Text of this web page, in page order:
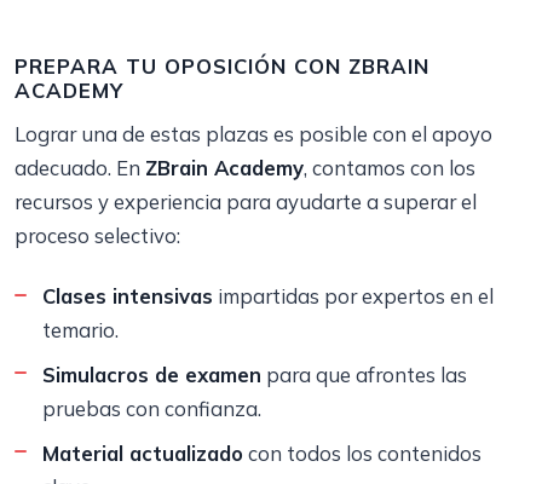
PREPARA TU OPOSICIÓN CON ZBRAIN
ACADEMY
Lograr una de estas plazas es posible con el apoyo
adecuado. En ZBrain Academy, contamos con los
recursos y experiencia para ayudarte a superar el
proceso selectivo:
Clases intensivas impartidas por expertos en el
temario.
Simulacros de examen para que afrontes las
pruebas con confianza.
Material actualizado con todos los contenidos